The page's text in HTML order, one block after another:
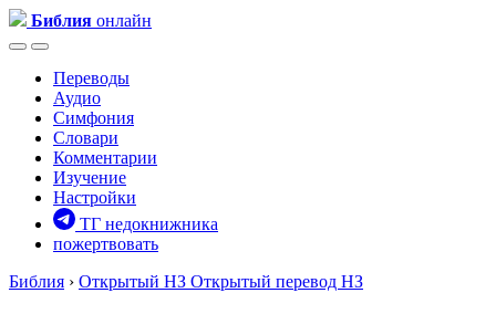
Библия онлайн
Переводы
Аудио
Симфония
Словари
Комментарии
Изучение
Настройки
ТГ недокнижника
пожертвовать
Библия › Открытый НЗ Открытый перевод НЗ